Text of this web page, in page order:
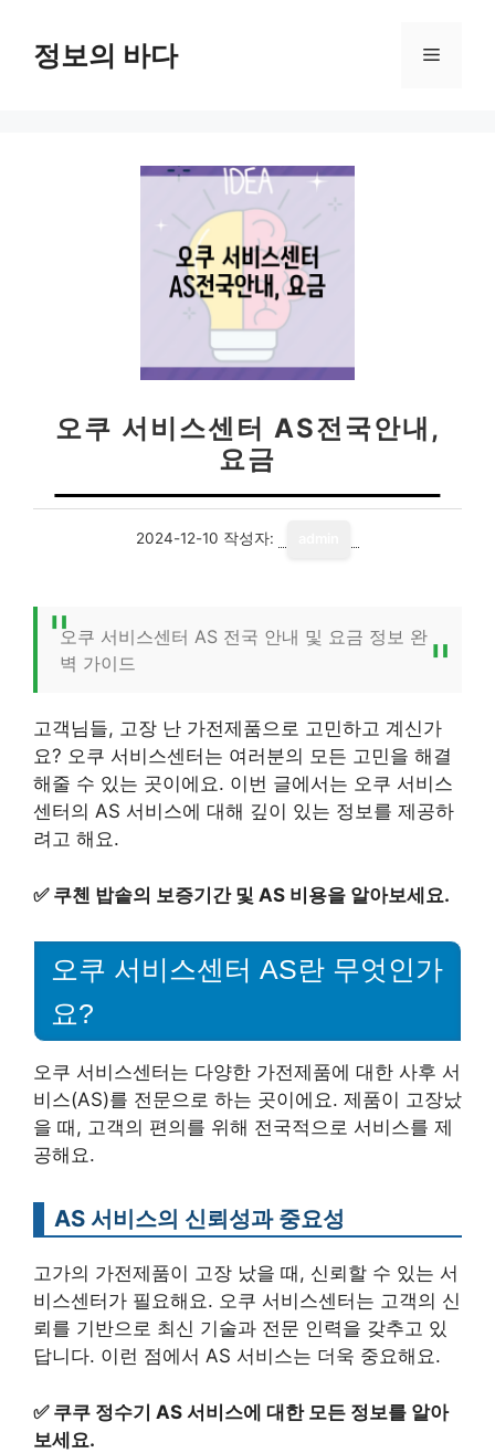
정보의 바다 메
오쿠 서비스센터 AS전국안내,
요금
2024-12-10 작성자:
오쿠 서비스센터 AS 전국 안내 및 요금 정보 완
벽 가이드
고객님들, 고장 난 가전제품으로 고민하고 계신가
요? 오쿠 서비스센터는 여러분의 모든 고민을 해결
해줄 수 있는 곳이에요. 이번 글에서는 오쿠 서비스
센터의 AS 서비스에 대해 깊이 있는 정보를 제공하
려고 해요.
✅ 쿠첸 밥솥의 보증기간 및 AS 비용을 알아보세요.
오쿠 서비스센터 AS란 무엇인가
요?
오쿠 서비스센터는 다양한 가전제품에 대한 사후 서
비스(AS)를 전문으로 하는 곳이에요. 제품이 고장났
을 때, 고객의 편의를 위해 전국적으로 서비스를 제
공해요.
AS 서비스의 신뢰성과 중요성
고가의 가전제품이 고장 났을 때, 신뢰할 수 있는 서
비스센터가 필요해요. 오쿠 서비스센터는 고객의 신
뢰를 기반으로 최신 기술과 전문 인력을 갖추고 있
답니다. 이런 점에서 AS 서비스는 더욱 중요해요.
✅ 쿠쿠 정수기 AS 서비스에 대한 모든 정보를 알아
보세요.